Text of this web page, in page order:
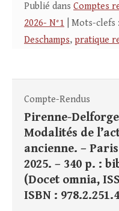
Publié dans Comptes
2026- N°1 | Mots-clefs :
Deschamps, pratique
Compte-Rendus
Pirenne-
Modalités de
ancienne. –
2025. – 340 p. :
(Docet omnia,
ISBN :